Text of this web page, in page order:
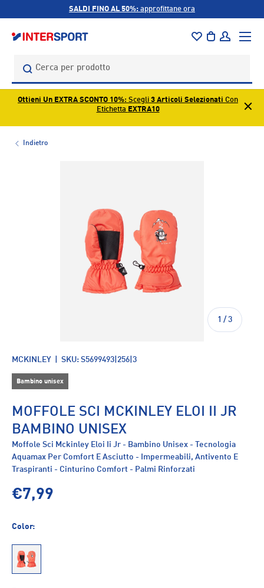
SALDI FINO AL 50%: approfittane ora
Cerca
BorsaAccedi
Menu
Ottieni Un EXTRA SCONTO 10%: Scegli 3 Articoli Selezionati Con
Etichetta EXTRA10
Indietro
1 / di
3
MCKINLEY SKU: S5699493|256|3
Bambino unisex
MOFFOLE SCI MCKINLEY ELOI II JR
BAMBINO UNISEX
Moffole Sci Mckinley Eloi Ii Jr - Bambino Unisex - Tecnologia
Aquamax Per Comfort E Asciutto - Impermeabili, Antivento E
Traspiranti - Cinturino Comfort - Palmi Rinforzati
€7,99
Color:
256